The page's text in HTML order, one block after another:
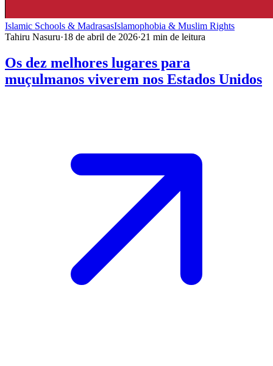
Islamic Schools & MadrasasIslamophobia & Muslim Rights
Tahiru Nasuru·18 de abril de 2026·21 min de leitura
Os dez melhores lugares para
muçulmanos viverem nos Estados Unidos